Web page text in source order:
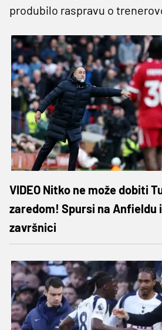
produbilo raspravu o
VIDEO Nitko ne može dobiti
zaredom! Spursi na Anfieldu
završnici